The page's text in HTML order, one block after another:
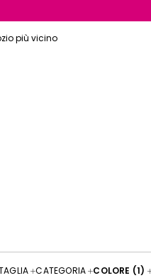
più vicino
CATEGORIA COLORE (1)